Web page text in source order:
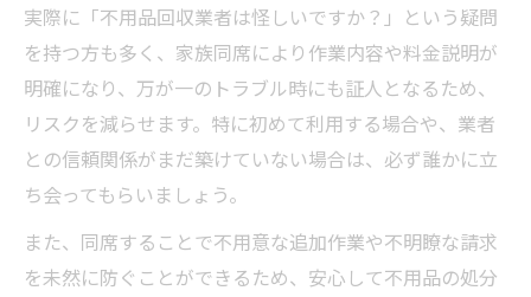
実際に「不用品回収業者は怪しいですか？」という疑問
を持つ方も多く、家族同席により作業内容や料金説明が
明確になり、万が一のトラブル時にも証人となるため、
リスクを減らせます。特に初めて利用する場合や、業者
との信頼関係がまだ築けていない場合は、必ず誰かに立
ち会ってもらいましょう。
また、同席することで不用意な追加作業や不明瞭な請求
を未然に防ぐことができるため、安心して不用品の処分